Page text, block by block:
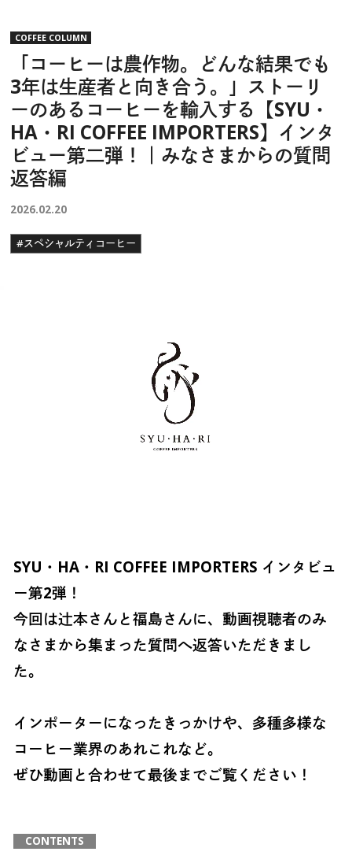
COFFEE COLUMN
「コーヒーは農作物。どんな結果でも
3年は生産者と向き合う。」ストーリ
ーのあるコーヒーを輸入する【SYU・
HA・RI COFFEE IMPORTERS】インタ
ビュー第二弾！｜みなさまからの質問
返答編
2026.02.20
#スペシャルティコーヒー
SYU・HA・RI COFFEE IMPORTERS インタビュ
ー第2弾！
今回は辻本さんと福島さんに、動画視聴者のみ
なさまから集まった質問へ返答いただきまし
た。
インポーターになったきっかけや、多種多様な
コーヒー業界のあれこれなど。
ぜひ動画と合わせて最後までご覧ください！
CONTENTS